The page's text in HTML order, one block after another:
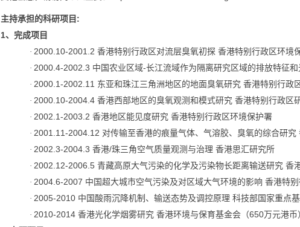
主持承担的科研项目 :
1、完成项目
· 2000.10-2001.2 香港特别行政区对流层臭氧初探 香港特别行政区环境
· 2000.4-2002.3 中国农业区域-长江流域作为隔离研究区域的排放特征
· 2000.1-2002.11 东亚和珠江三角洲地区的地面臭氧研究 香港特别行政
· 2000.10-2004.4 香港西部地区的臭氧观测和模式研究 香港特别行政区
· 2002.1-2003.2 香港地区能见度研究 香港特别行政区环境保护署
· 2001.11-2004.12 对传输至香港的痕量气体、气溶胶、臭氧的综合研究
· 2002.3-2004.3 香港/珠三角空气质量观测与治理 香港思汇研究所
· 2002.12-2006.5 青藏高原大气污染的化学及污染物长距离输送研究 香
· 2004.6-2007 中国超大城市空气污染及对区域大气环境的影响 香港特
· 2005-2010 中国酸雨沉降机制、输送态势及调控原理 科技部国家重点
· 2010-2014 香港光化学烟雾研究 香港环境与保育基金会（650万元港币